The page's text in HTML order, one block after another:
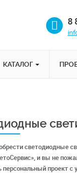
8
КАТАЛОГ
светодиодные
и вы не
персональный проект с